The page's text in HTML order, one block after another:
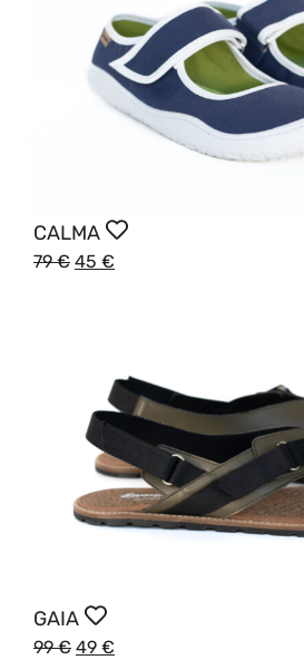
CALMA
79€ 45 €
GAIA
99€ 49 €